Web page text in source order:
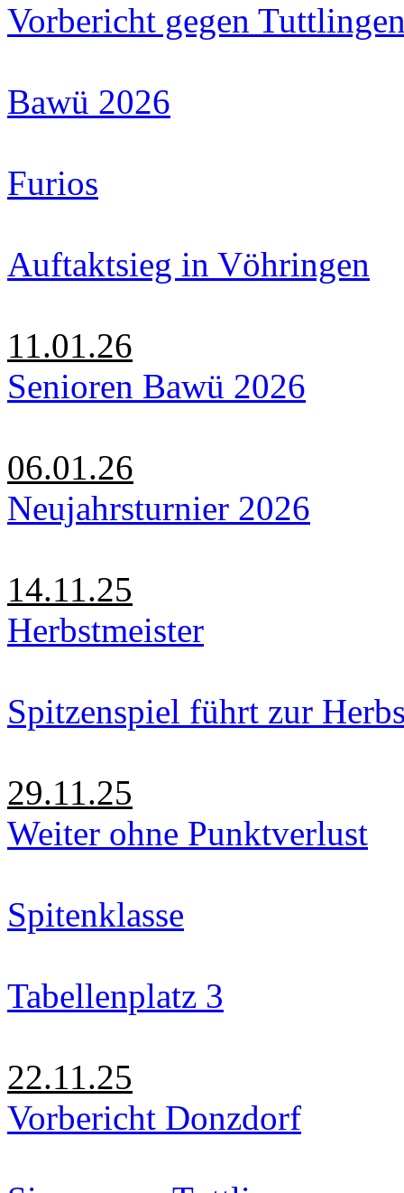
Vorbericht gegen
Bawü 2026
Furios
Auftaktsieg in Vöhringen
11.01.26
Senioren Bawü 2026
06.01.26
Neujahrsturnier 2026
14.11.25
Herbstmeister
Spitzenspiel führt zur
29.11.25
Weiter ohne Punktverlust
Spitenklasse
Tabellenplatz 3
22.11.25
Vorbericht Donzdorf